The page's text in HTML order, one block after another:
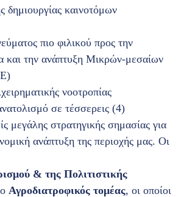
δημιουργίας καινοτόμων
πιο φιλικού προς την
και την ανάπτυξη Μικρών-μεσαίων
νοοτροπίας
σε τέσσερεις (4)
μεγάλης στρατηγικής σημασίας για
ανάπτυξη της περιοχής μας. Οι
& της Πολιτιστικής
Αγροδιατροφικός τομέας, οι οποίοι